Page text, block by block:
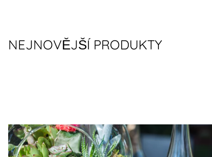
NEJNOVĚJŠÍ PRODUKTY